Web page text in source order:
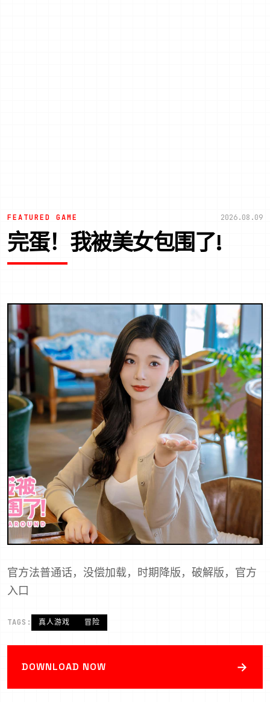
FEATURED GAME 2026.08.09
完蛋！我被美女包围了!
官方法普通话，没偿加载，时期降版，破解版，官方
入口
TAGS: 真人游戏 冒险
DOWNLOAD NOW →